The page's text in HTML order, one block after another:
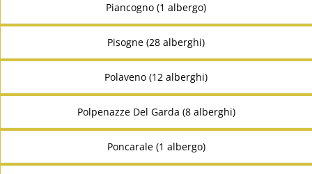
Piancogno (1 albergo)
Pisogne (28 alberghi)
Polaveno (12 alberghi)
Polpenazze Del Garda (8 alberghi)
Poncarale (1 albergo)